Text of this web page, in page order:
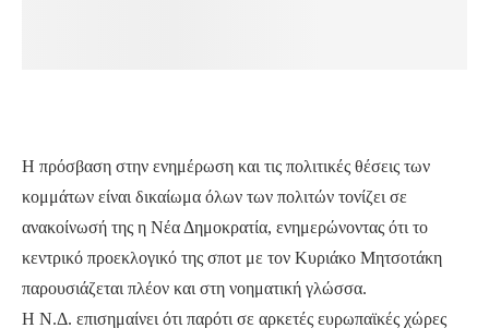
Η πρόσβαση στην ενημέρωση και τις πολιτικές θέσεις των
κομμάτων είναι δικαίωμα όλων των πολιτών τονίζει σε
ανακοίνωσή της η Νέα Δημοκρατία, ενημερώνοντας ότι το
κεντρικό προεκλογικό της σποτ με τον Κυριάκο Μητσοτάκη
παρουσιάζεται πλέον και στη νοηματική γλώσσα.
Η Ν.Δ. επισημαίνει ότι παρότι σε αρκετές ευρωπαϊκές χώρες